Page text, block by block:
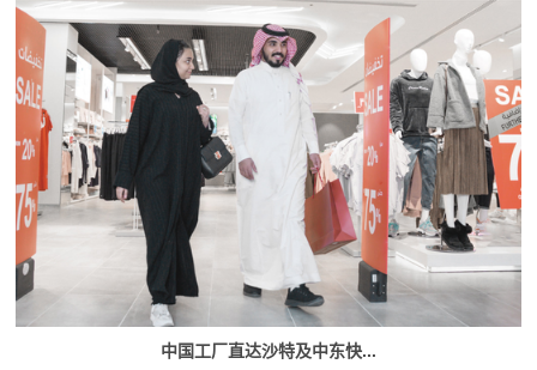
中国工厂直达沙特及中东快...